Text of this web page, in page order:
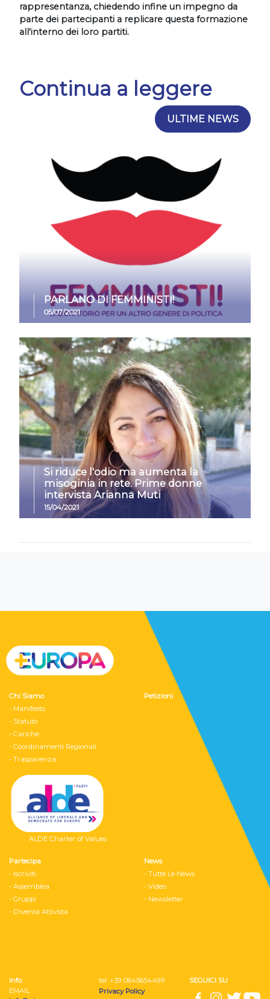
rappresentanza, chiedendo infine un impegno da
parte dei partecipanti a replicare questa formazione
all'interno dei loro partiti.
Continua a leggere
ULTIME NEWS
PARLANO DI FEMMINISTI!
05/07/2021
Si riduce l'odio ma aumenta la
misoginia in rete. Prime donne
intervista Arianna Muti
15/04/2021
Chi Siamo
- Manifesto
- Statuto
- Cariche
- Coordinamenti Regionali
- Trasparenza
ALDE Charter of Values
Petizioni
Partecipa
- Iscriviti
- Assemblea
- Gruppi
- Diventa Attivista
News
- Tutte Le News
- Video
- Newsletter
Info
EMAIL
tel: ‭+39 0645654499
Privacy Policy
SEGUICI SU